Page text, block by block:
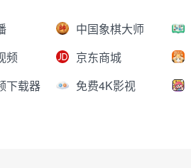
中国象棋大师
频 京东商城
下载器 免费4K影视